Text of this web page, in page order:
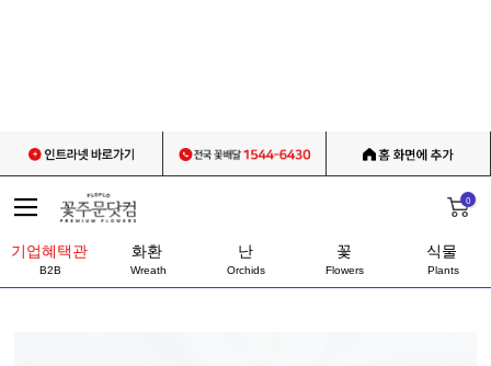
0
기업혜택관
B2B
화환
Wreath
난
Orchids
꽃
Flowers
식물
Plants